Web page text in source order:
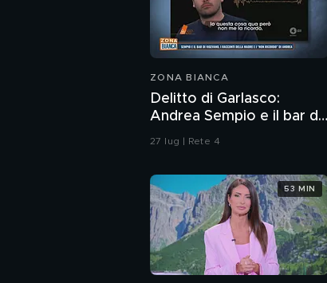
ZONA BIANCA
Delitto di Garlasco:
Andrea Sempio e il bar di
Vigevano e i racconti
27 lug | Rete 4
53 MIN